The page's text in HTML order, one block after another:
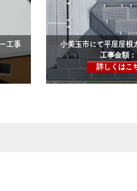
工事 小美玉市にて平屋屋根
工事金額
詳しくはこ